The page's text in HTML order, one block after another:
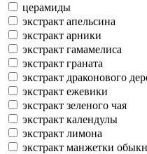
церамиды
экстракт апельсина
экстракт арники
экстракт гамамелиса
экстракт граната
экстракт драконового
экстракт ежевики
экстракт зеленого чая
экстракт календулы
экстракт лимона
экстракт манжетки